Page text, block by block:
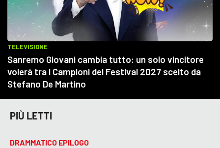
PIÙ LETTI
DRAMMATICO EPILOGO